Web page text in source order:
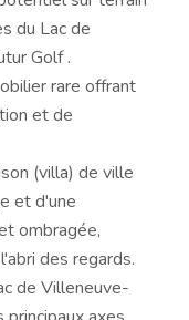
du Lac de
Golf .
rare offrant
et de
(villa) de ville
et d'une
ombragée,
des regards.
de Villeneuve-